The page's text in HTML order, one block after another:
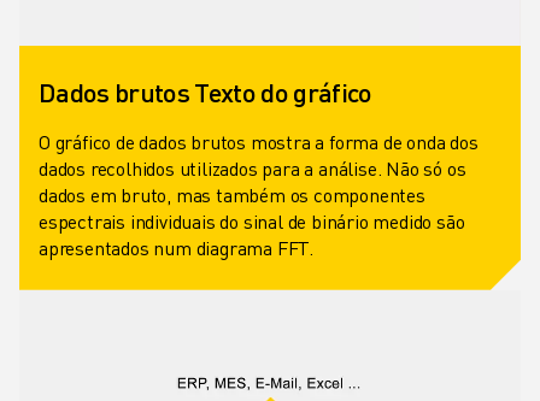
Dados brutos Texto do gráfico
O gráfico de dados brutos mostra a forma de onda dos
dados recolhidos utilizados para a análise. Não só os
dados em bruto, mas também os componentes
espectrais individuais do sinal de binário medido são
apresentados num diagrama FFT.